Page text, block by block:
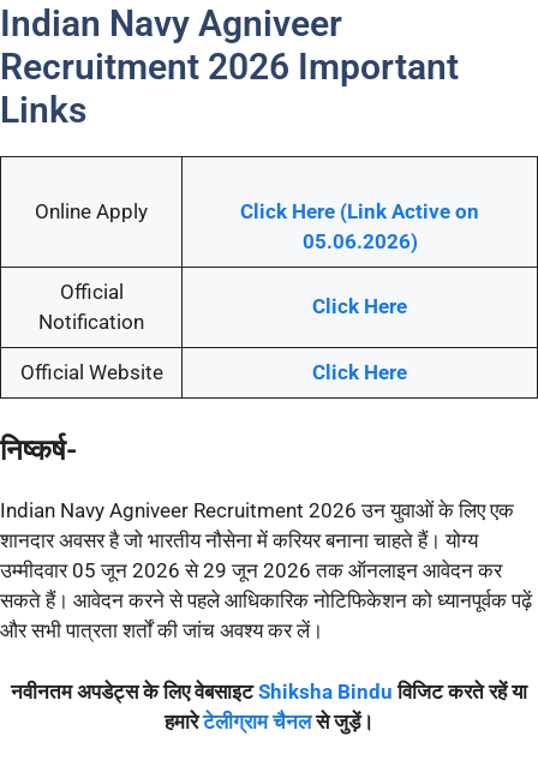
Indian Navy Agniveer
Recruitment 2026 Important
Links
Online Apply
Click Here (Link Active on
05.06.2026)
Official
Notification
Click Here
Official Website Click Here
निष्कर्ष-
Indian Navy Agniveer Recruitment 2026 उन युवाओं के लिए एक
शानदार अवसर है जो भारतीय नौसेना में करियर बनाना चाहते हैं। योग्य
उम्मीदवार 05 जून 2026 से 29 जून 2026 तक ऑनलाइन आवेदन कर
सकते हैं। आवेदन करने से पहले आधिकारिक नोटिफिकेशन को ध्यानपूर्वक पढ़ें
और सभी पात्रता शर्तों की जांच अवश्य कर लें।
नवीनतम अपडेट्स के लिए वेबसाइटShiksha Bindu विजिट करते रहें या
हमारेटेलीग्राम चैनल से जुड़ें।